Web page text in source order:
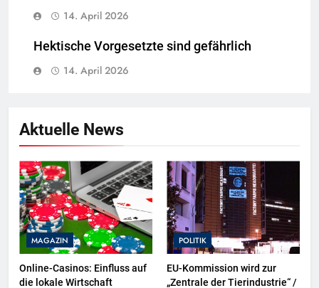
14. April 2026
Hektische Vorgesetzte sind gefährlich
14. April 2026
Aktuelle News
MAGAZIN
Online-Casinos: Einfluss auf
die lokale Wirtschaft
POLITIK
EU-Kommission wird zur
„Zentrale der Tierindustrie“ /